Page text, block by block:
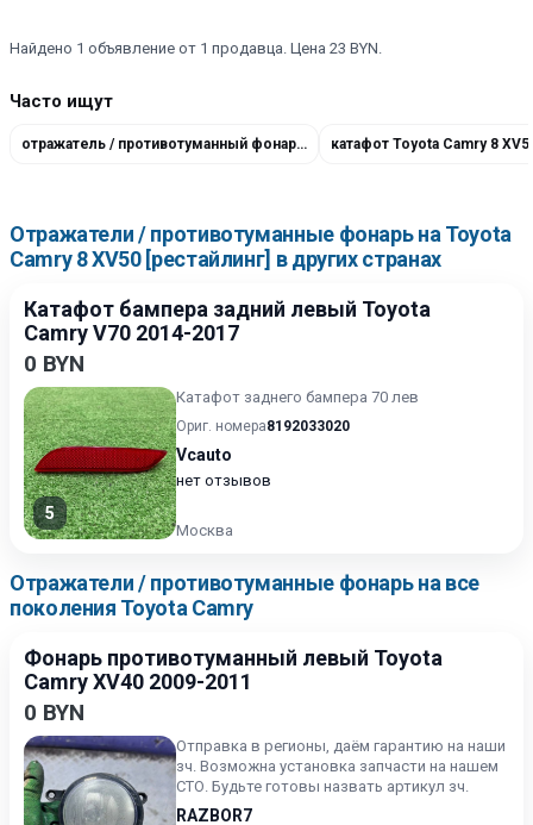
Найдено 1 объявление от 1 продавца. Цена 23 BYN.
Часто ищут
отражатель / противотуманный фонарь правый 8191033030
Отражатели / противотуманные фонарь на Toyota
Camry 8 XV50 [рестайлинг] в других странах
Катафот бампера задний левый Toyota
Camry V70 2014-2017
0 BYN
5
Катафот заднего бампера 70 лев
Ориг. номера8192033020
Vcauto
нет отзывов
Москва
Отражатели / противотуманные фонарь на все
поколения Toyota Camry
Фонарь противотуманный левый Toyota
Camry XV40 2009-2011
0 BYN
Отправка в регионы, даём гарантию на наши
зч. Возможна установка запчасти на нашем
СТО. Будьте готовы назвать артикул зч.
RAZBOR7